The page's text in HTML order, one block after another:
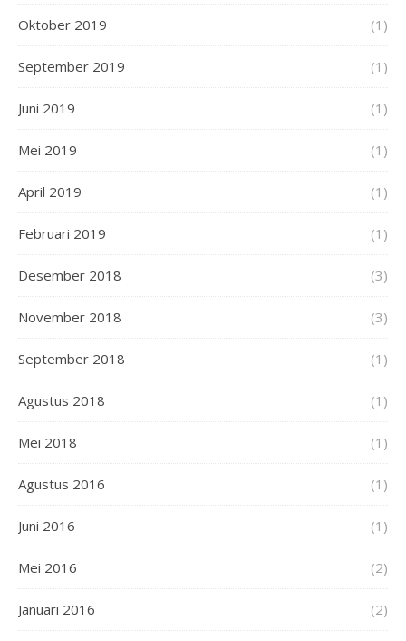
Oktober 2019 (1)
September 2019 (1)
Juni 2019 (1)
Mei 2019 (1)
April 2019 (1)
Februari 2019 (1)
Desember 2018 (3)
November 2018 (3)
September 2018 (1)
Agustus 2018 (1)
Mei 2018 (1)
Agustus 2016 (1)
Juni 2016 (1)
Mei 2016 (2)
Januari 2016 (2)